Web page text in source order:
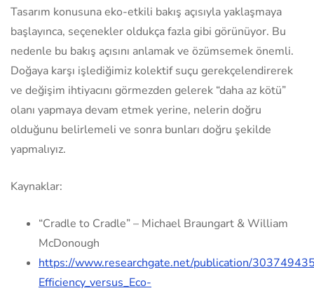
Tasarım konusuna eko-etkili bakış açısıyla yaklaşmaya
başlayınca, seçenekler oldukça fazla gibi görünüyor. Bu
nedenle bu bakış açısını anlamak ve özümsemek önemli.
Doğaya karşı işlediğimiz kolektif suçu gerekçelendirerek
ve değişim ihtiyacını görmezden gelerek “daha az kötü”
olanı yapmaya devam etmek yerine, nelerin doğru
olduğunu belirlemeli ve sonra bunları doğru şekilde
yapmalıyız.
Kaynaklar:
“Cradle to Cradle” – Michael Braungart & William
McDonough
https://www.researchgate.net/publication/
Efficiency_versus_Eco-